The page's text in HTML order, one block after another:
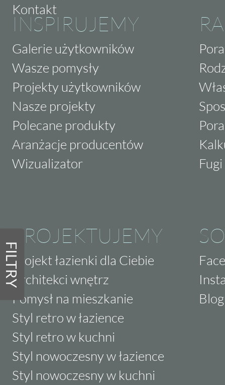
FILTRY
Kontakt
INSPIRUJEMY
Galerie użytkowników
Wasze pomysły
Projekty użytkowników
Nasze projekty
Polecane produkty
Aranżacje producentów
Wizualizator
PROJEKTUJEMY
Projekt łazienki dla Ciebie
Architekci wnętrz
Pomysł na mieszkanie
Styl retro w łazience
Styl retro w kuchni
Styl nowoczesny w łazience
Styl nowoczesny w kuchni
Blog